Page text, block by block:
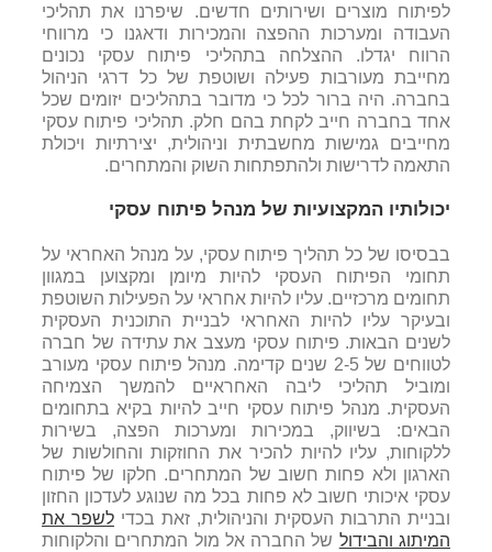
לפיתוח מוצרים ושירותים חדשים. שיפרנו את תהליכי
העבודה ומערכות ההפצה והמכירות ודאגנו כי מרווחי
הרווח יגדלו. ההצלחה בתהליכי פיתוח עסקי נכונים
מחייבת מעורבות פעילה ושוטפת של כל דרגי הניהול
בחברה. היה ברור לכל כי מדובר בתהליכים יזומים שכל
אחד בחברה חייב לקחת בהם חלק. תהליכי פיתוח עסקי
מחייבים גמישות מחשבתית וניהולית, יצירתיות ויכולת
התאמה לדרישות ולהתפתחות השוק והמתחרים.
יכולותיו המקצועיות של מנהל פיתוח עסקי
בבסיסו של כל תהליך פיתוח עסקי, על מנהל האחראי על
תחומי הפיתוח העסקי להיות מיומן ומקצוען במגוון
תחומים מרכזיים. עליו להיות אחראי על הפעילות השוטפת
ובעיקר עליו להיות האחראי לבניית התוכנית העסקית
לשנים הבאות. פיתוח עסקי מעצב את עתידה של חברה
לטווחים של 2-5 שנים קדימה. מנהל פיתוח עסקי מעורב
ומוביל תהליכי ליבה האחראיים להמשך הצמיחה
העסקית. מנהל פיתוח עסקי חייב להיות בקיא בתחומים
הבאים: בשיווק, במכירות ומערכות הפצה, בשירות
ללקוחות, עליו להיות להכיר את החוזקות והחולשות של
הארגון ולא פחות חשוב של המתחרים. חלקו של פיתוח
עסקי איכותי חשוב לא פחות בכל מה שנוגע לעדכון החזון
ובניית התרבות העסקית והניהולית, זאת בכדי לשפר את
המיתוג והבידול של החברה אל מול המתחרים והלקוחות